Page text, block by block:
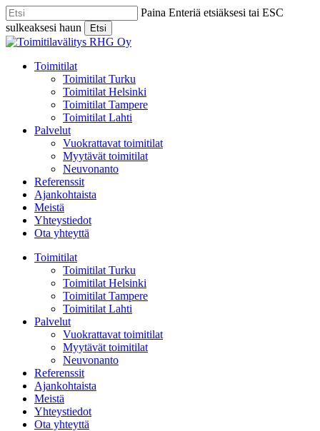
Skip
to
main
content
Paina Enteriä etsiäksesi tai ESC
sulkeaksesi haun
Etsi
Close
Menu
Toimitilat
Toimitilat Turku
Toimitilat Helsinki
Toimitilat Tampere
Toimitilat Lahti
Palvelut
Vuokrattavat toimitilat
Myytävät toimitilat
Neuvonanto
Referenssit
Ajankohtaista
Meistä
Yhteystiedot
Ota yhteyttä
Toimitilat
Toimitilat Turku
Toimitilat Helsinki
Toimitilat Tampere
Toimitilat Lahti
Palvelut
Vuokrattavat toimitilat
Myytävät toimitilat
Neuvonanto
Referenssit
Ajankohtaista
Meistä
Yhteystiedot
Ota yhteyttä